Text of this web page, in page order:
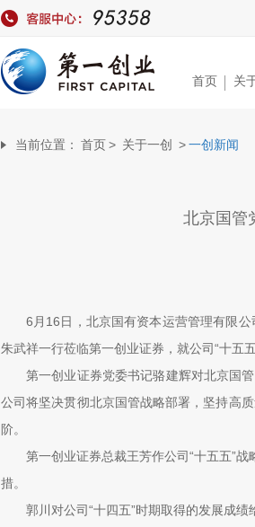
首页 关
当前位置： 首页> 关于一创 >一创新闻
北京国管
6月16日，北京国有资本运营管理有限
朱武祥一行莅临第一创业证券，就公司“十五
第一创业证券党委书记骆建辉对北京国
公司将坚决贯彻北京国管战略部署，坚持高
阶。
第一创业证券总裁王芳作公司“十五五”
措。
郭川对公司“十四五”时期取得的发展成